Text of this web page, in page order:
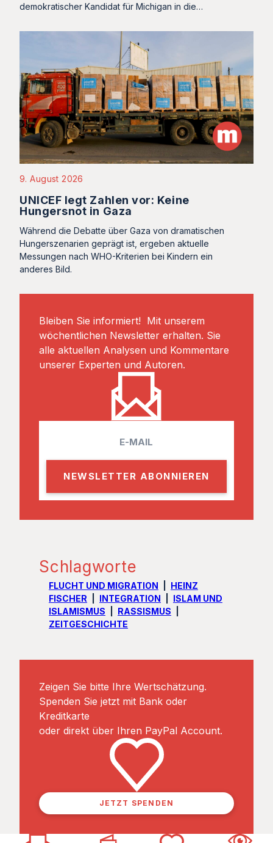
demokratischer Kandidat für Michigan in die…
9. August 2026
UNICEF legt Zahlen vor: Keine
Hungersnot in Gaza
Während die Debatte über Gaza von dramatischen
Hungerszenarien geprägt ist, ergeben aktuelle
Messungen nach WHO-Kriterien bei Kindern ein
anderes Bild.
Bleiben Sie informiert! Mit unserem
wöchentlichen Newsletter erhalten. Sie
alle aktuellen Analysen und Kommentare
unserer Experten und Autoren.
l
Schlagworte
FLUCHT UND MIGRATION
HEINZ
FISCHER
INTEGRATION
ISLAM UND
ISLAMISMUS
RASSISMUS
ZEITGESCHICHTE
Zeigen Sie bitte Ihre Wertschätzung.
Spenden Sie jetzt mit Bank oder
Kreditkarte
oder direkt über Ihren PayPal Account.
JETZT SPENDEN